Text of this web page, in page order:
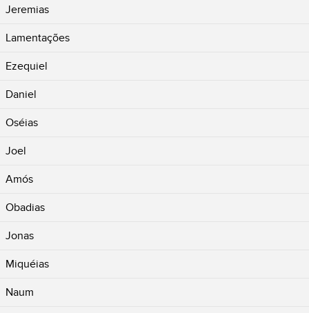
Jeremias
Lamentações
Ezequiel
Daniel
Oséias
Joel
Amós
Obadias
Jonas
Miquéias
Naum